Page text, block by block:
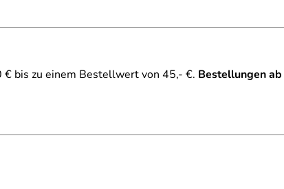
bis zu einem Bestellwert von 45,- €. Bestellungen